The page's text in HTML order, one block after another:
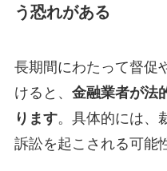
う恐れがある
長期間にわたって督促
けると、 金融業者が法
ります。具体的には、
訴訟を起こされる可能